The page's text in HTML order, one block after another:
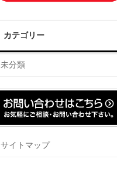
カテゴリー
未分類
サイトマップ